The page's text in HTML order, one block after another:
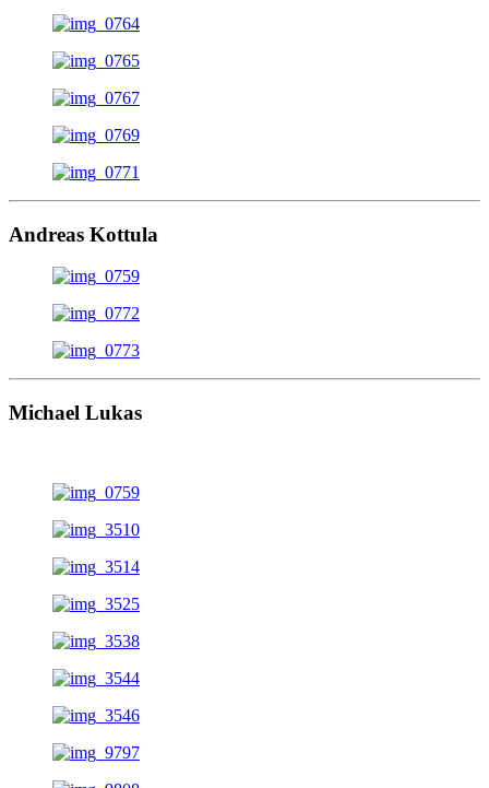
Andreas Kottula
Michael Lukas